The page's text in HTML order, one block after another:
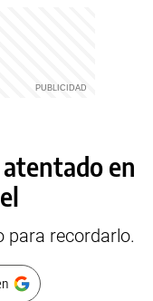
atentado en
para recordarlo.